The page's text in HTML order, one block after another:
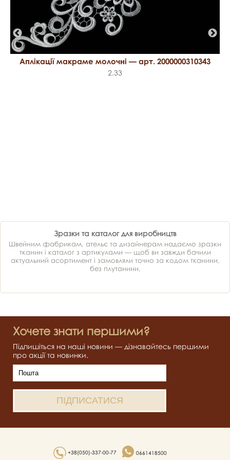
Аплікації макраме молочні — арт. 2000000310343
2.33
Зразки та каталог для виробництв
Швейним фабрикам, ательє та дизайнерам надаємо зразки
тканин і каталог з артикулами — щоб ви завжди бачили
актуальний асортимент і замовляли точно за кодом тканини,
без плутанини.
Хочете знати першими?
Підпишіться на наші новини — дізнавайтесь першими
про акції та новинки.
+38(050)-337-00-77 0661418500